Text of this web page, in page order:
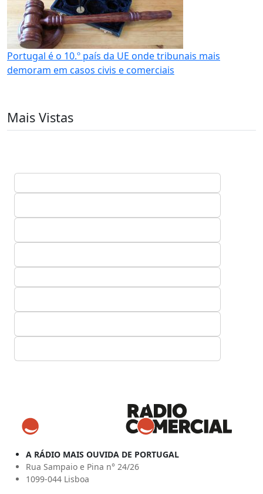
Portugal é o 10.º país da UE onde tribunais mais
demoram em casos civis e comerciais
Mais Vistas
A RÁDIO MAIS OUVIDA DE PORTUGAL
Rua Sampaio e Pina n° 24/26
1099-044 Lisboa